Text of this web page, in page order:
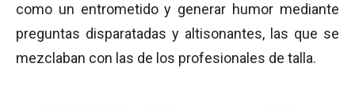
como un entrometido y generar humor mediante
preguntas disparatadas y altisonantes, las que se
mezclaban con las de los profesionales de talla.